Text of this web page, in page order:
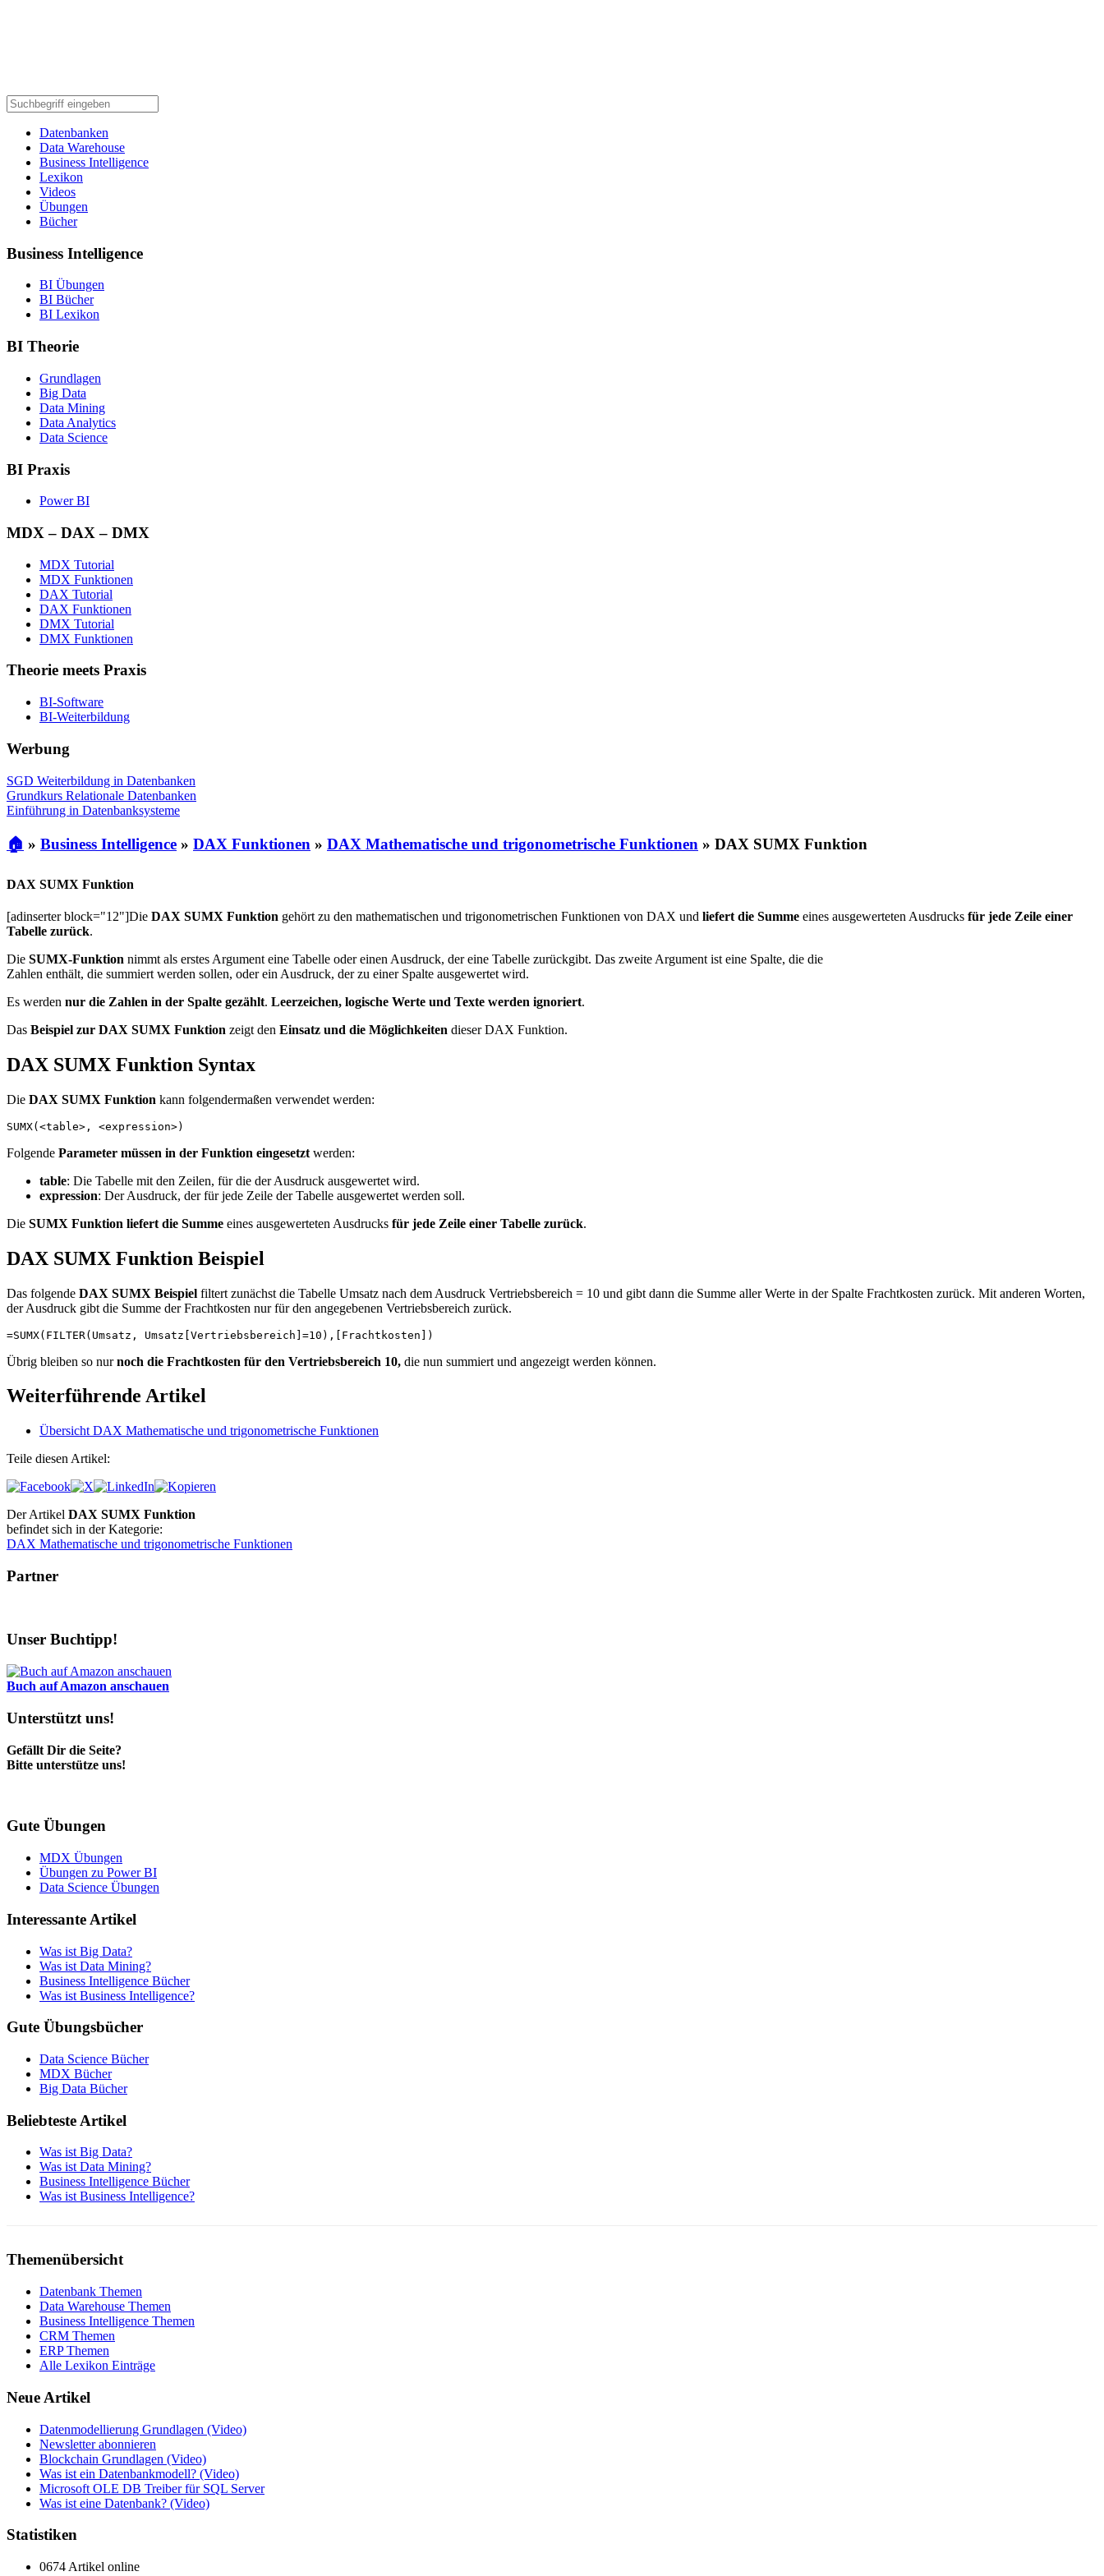
Datenbanken
Data Warehouse
Business Intelligence
Lexikon
Videos
Übungen
Bücher
Business Intelligence
BI Übungen
BI Bücher
BI Lexikon
BI Theorie
Grundlagen
Big Data
Data Mining
Data Analytics
Data Science
BI Praxis
Power BI
MDX – DAX – DMX
MDX Tutorial
MDX Funktionen
DAX Tutorial
DAX Funktionen
DMX Tutorial
DMX Funktionen
Theorie meets Praxis
BI-Software
BI-Weiterbildung
Werbung
SGD Weiterbildung in Datenbanken
Grundkurs Relationale Datenbanken
Einführung in Datenbanksysteme
🏠 » Business Intelligence » DAX Funktionen » DAX Mathematische und trigonometrische Funktionen » DAX SUMX Funktion
DAX SUMX Funktion
[adinserter block="12"]Die DAX SUMX Funktion gehört zu den mathematischen und trigonometrischen Funktionen von DAX und liefert die Summe eines ausgewerteten Ausdrucks für jede Zeile einer
Tabelle zurück.
Die SUMX-Funktion nimmt als erstes Argument eine Tabelle oder einen Ausdruck, der eine Tabelle zurückgibt. Das zweite Argument ist eine Spalte, die die
Zahlen enthält, die summiert werden sollen, oder ein Ausdruck, der zu einer Spalte ausgewertet wird.
Es werden nur die Zahlen in der Spalte gezählt. Leerzeichen, logische Werte und Texte werden ignoriert.
Das Beispiel zur DAX SUMX Funktion zeigt den Einsatz und die Möglichkeiten dieser DAX Funktion.
DAX SUMX Funktion Syntax
Die DAX SUMX Funktion kann folgendermaßen verwendet werden:
SUMX(<table>, <expression>)
Folgende Parameter müssen in der Funktion eingesetzt werden:
table: Die Tabelle mit den Zeilen, für die der Ausdruck ausgewertet wird.
expression: Der Ausdruck, der für jede Zeile der Tabelle ausgewertet werden soll.
Die SUMX Funktion liefert die Summe eines ausgewerteten Ausdrucks für jede Zeile einer Tabelle zurück.
DAX SUMX Funktion Beispiel
Das folgende DAX SUMX Beispiel filtert zunächst die Tabelle Umsatz nach dem Ausdruck Vertriebsbereich = 10 und gibt dann die Summe aller Werte in der Spalte Frachtkosten zurück. Mit anderen Worten,
der Ausdruck gibt die Summe der Frachtkosten nur für den angegebenen Vertriebsbereich zurück.
=SUMX(FILTER(Umsatz, Umsatz[Vertriebsbereich]=10),[Frachtkosten])
Übrig bleiben so nurnoch die Frachtkosten für den Vertriebsbereich 10, die nun summiert und angezeigt werden können.
Weiterführende Artikel
Übersicht DAX Mathematische und trigonometrische Funktionen
Teile diesen Artikel:
Der Artikel DAX SUMX Funktion
befindet sich in der Kategorie:
DAX Mathematische und trigonometrische Funktionen
Partner
Unser Buchtipp!
Buch auf Amazon anschauen
Unterstützt uns!
Gefällt Dir die Seite?
Bitte unterstütze uns!
Gute Übungen
MDX Übungen
Übungen zu Power BI
Data Science Übungen
Interessante Artikel
Was ist Big Data?
Was ist Data Mining?
Business Intelligence Bücher
Was ist Business Intelligence?
Gute Übungsbücher
Data Science Bücher
MDX Bücher
Big Data Bücher
Beliebteste Artikel
Was ist Big Data?
Was ist Data Mining?
Business Intelligence Bücher
Was ist Business Intelligence?
Themenübersicht
Datenbank Themen
Data Warehouse Themen
Business Intelligence Themen
CRM Themen
ERP Themen
Alle Lexikon Einträge
Neue Artikel
Datenmodellierung Grundlagen (Video)
Newsletter abonnieren
Blockchain Grundlagen (Video)
Was ist ein Datenbankmodell? (Video)
Microsoft OLE DB Treiber für SQL Server
Was ist eine Datenbank? (Video)
Statistiken
0674 Artikel online